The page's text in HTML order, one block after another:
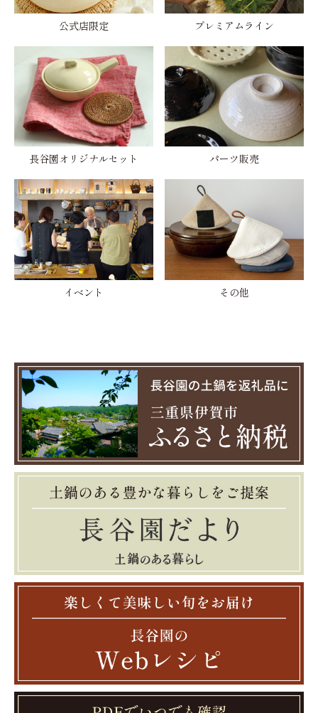
公式店限定 プレミアムライン
長谷園オリジナルセット パーツ販売
イベント その他